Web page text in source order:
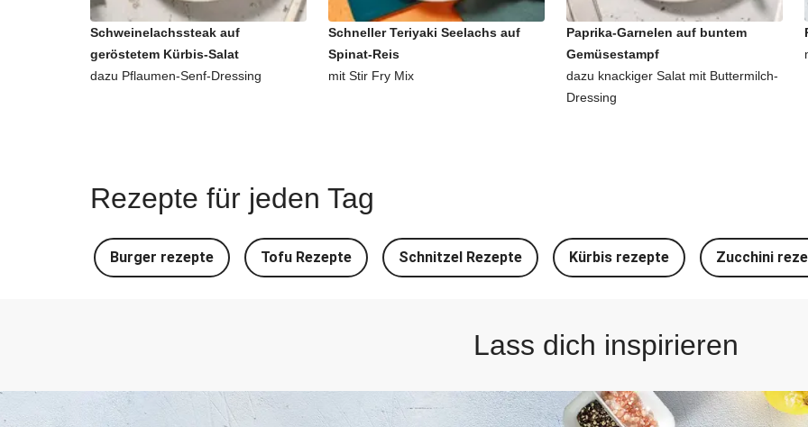
Schweinelachssteak auf
geröstetem Kürbis-Salat
dazu Pflaumen-Senf-Dressing
Schneller Teriyaki Seelachs auf
Spinat-Reis
mit Stir Fry Mix
Paprika-Garnelen auf buntem
Gemüsestampf
dazu knackiger Salat mit Buttermilch-
Dressing
Rezepte für jeden Tag
Burger rezepte Tofu Rezepte Schnitzel Rezepte Kürbis rezepte Zucchini
Lass dich inspirieren